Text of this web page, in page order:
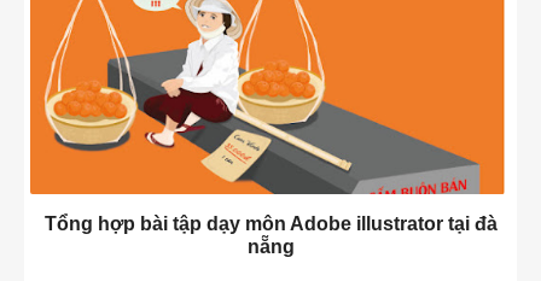
Tổng hợp bài tập dạy môn Adobe illustrator tại đà
nẵng